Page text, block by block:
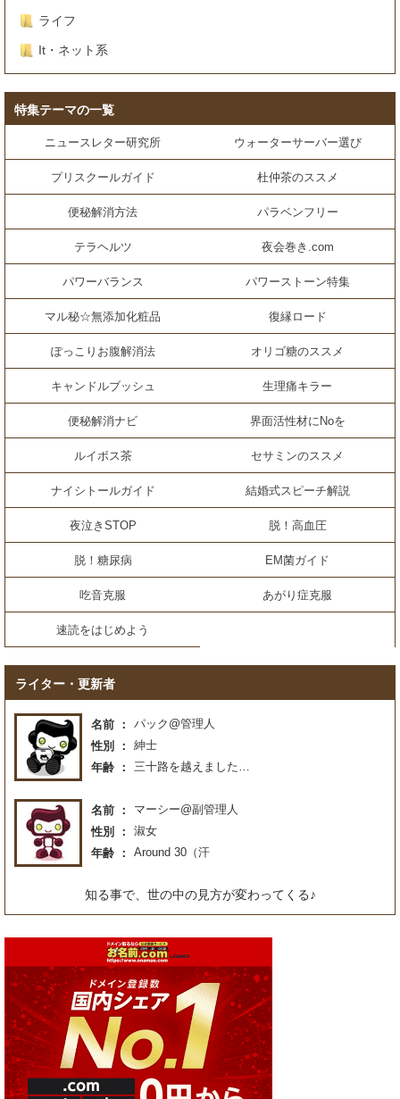
ライフ
It・ネット系
特集テーマの一覧
ニュースレター研究所 ウォーターサーバー選び
プリスクールガイド 杜仲茶のススメ
便秘解消方法 パラベンフリー
テラヘルツ 夜会巻き.com
パワーバランス パワーストーン特集
マル秘☆無添加化粧品 復縁ロード
ぽっこりお腹解消法 オリゴ糖のススメ
キャンドルブッシュ 生理痛キラー
便秘解消ナビ 界面活性材にNoを
ルイボス茶 セサミンのススメ
ナイシトールガイド 結婚式スピーチ解説
夜泣きSTOP 脱！高血圧
脱！糖尿病 EM菌ガイド
吃音克服 あがり症克服
速読をはじめよう
ライター・更新者
名前
パック@管理人
性別
紳士
年齢
三十路を越えました…
名前
マーシー@副管理人
性別
淑女
年齢
Around 30（汗
知る事で、世の中の見方が変わってくる♪